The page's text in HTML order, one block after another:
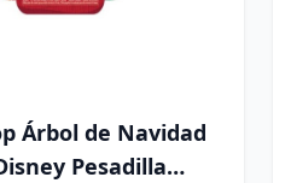
Árbol de Navidad
Pesadilla